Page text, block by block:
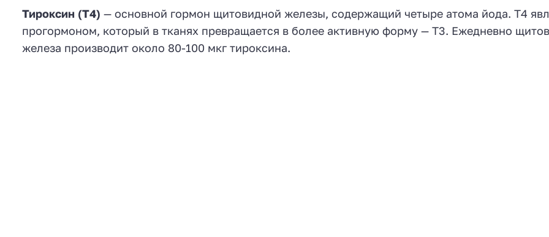
Тироксин (Т4) — основной гормон щитовидной железы, содержащий четыре атома йода. Т4
прогормоном, который в тканях превращается в более активную форму — Т3. Ежедневно
железа производит около 80-100 мкг тироксина.